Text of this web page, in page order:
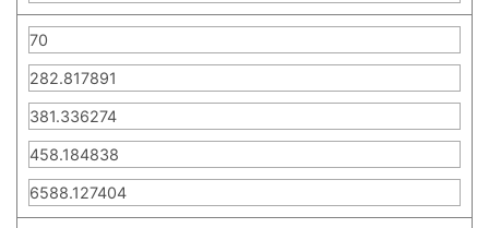
70
282.817891
381.336274
458.184838
6588.127404